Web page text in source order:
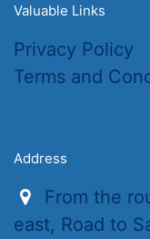
Valuable Links
Privacy Policy
Terms and
Address
From the
east, Road to